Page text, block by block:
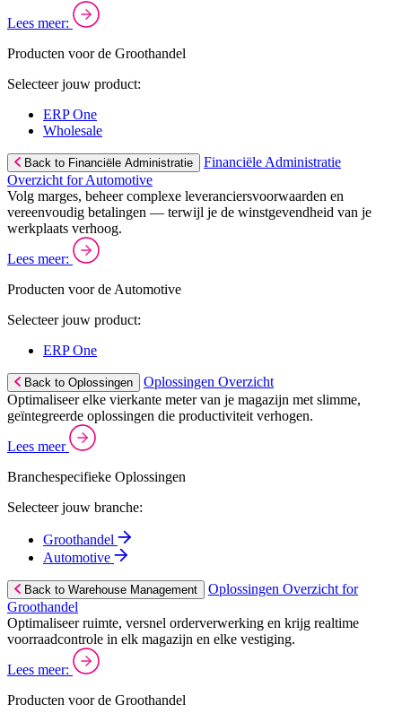
Lees meer:
Producten voor de Groothandel
Selecteer jouw product:
ERP One
Wholesale
Back to Financiële Administratie
Financiële Administratie
Overzicht for Automotive
Volg marges, beheer complexe leveranciersvoorwaarden en
vereenvoudig betalingen — terwijl je de winstgevendheid van je
werkplaats verhoog.
Lees meer:
Producten voor de Automotive
Selecteer jouw product:
ERP One
Back to Oplossingen
Oplossingen Overzicht
Optimaliseer elke vierkante meter van je magazijn met slimme,
geïntegreerde oplossingen die productiviteit verhogen.
Lees meer
Branchespecifieke Oplossingen
Selecteer jouw branche:
Groothandel
Automotive
Back to Warehouse Management
Oplossingen Overzicht for
Groothandel
Optimaliseer ruimte, versnel orderverwerking en krijg realtime
voorraadcontrole in elk magazijn en elke vestiging.
Lees meer:
Producten voor de Groothandel